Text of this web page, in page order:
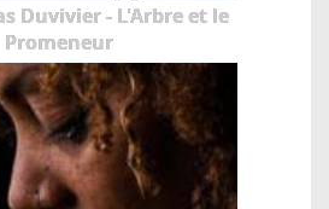
Duvivier - L'Arbre et le
Promeneur